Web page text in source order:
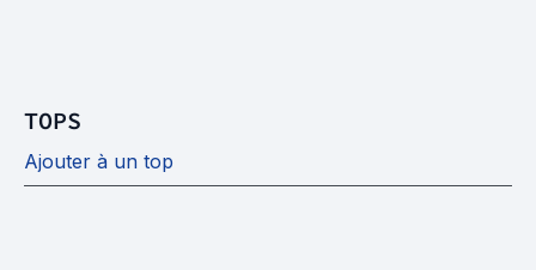
TOPS
Ajouter à un top